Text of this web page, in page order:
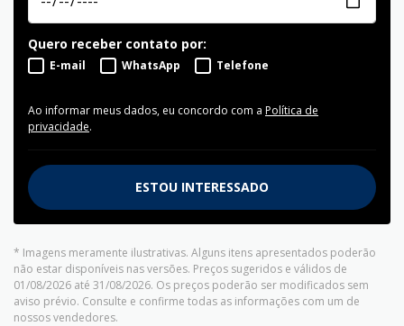
Quero receber contato por:
E-mail WhatsApp Telefone
Ao informar meus dados, eu concordo com a Política de
privacidade.
ESTOU INTERESSADO
* Imagens meramente ilustrativas. Alguns itens apresentados poderão
não estar disponíveis nas versões. Preços sugeridos e válidos de
01/08/2026 até 31/08/2026. Os preços poderão ser modificados sem
aviso prévio. Consulte e confirme todas as informações com um de
nossos vendedores.